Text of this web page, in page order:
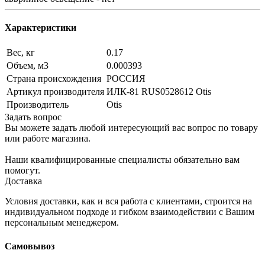
Характеристики
Вес, кг
0.17
Объем, м3
0.000393
Страна происхождения РОССИЯ
Артикул производителя ИЛК-81 RUS0528612 Otis
Производитель
Otis
Задать вопрос
Вы можете задать любой интересующий вас вопрос по товару
или работе магазина.
Наши квалифицированные специалисты обязательно вам
помогут.
Доставка
Условия доставки, как и вся работа с клиентами, строится на
индивидуальном подходе и гибком взаимодействии с Вашим
персональным менеджером.
Самовывоз